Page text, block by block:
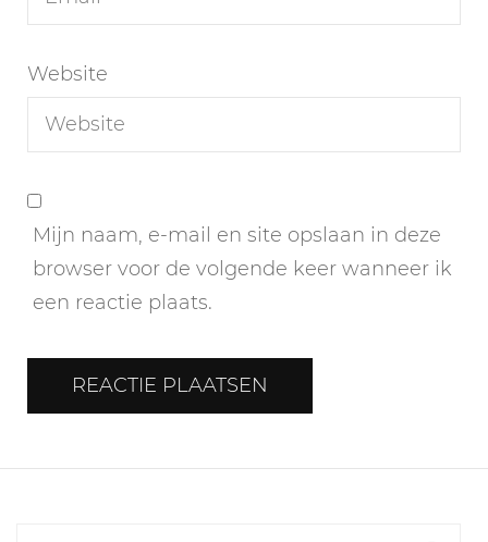
Website
Mijn naam, e-mail en site opslaan in deze
browser voor de volgende keer wanneer ik
een reactie plaats.